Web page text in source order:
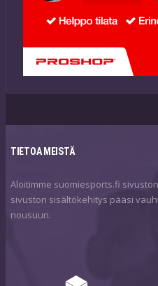
TIETOA MEISTÄ
Aloitimme suomiesports.fi
sivuston sisältökehitys pääsi
nousuun.